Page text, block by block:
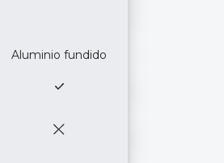
Aluminio fundido